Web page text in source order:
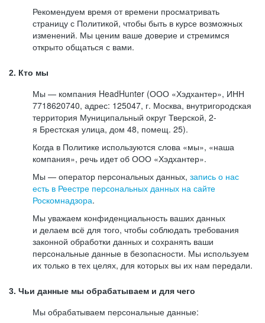
Рекомендуем время от времени просматривать
страницу с Политикой, чтобы быть в курсе возможных
изменений. Мы ценим ваше доверие и стремимся
открыто общаться с вами.
2. Кто мы
Мы — компания HeadHunter (ООО «Хэдхантер», ИНН
7718620740, адрес: 125047, г. Москва, внутригородская
территория Муниципальный округ Тверской, 2-
я Брестская улица, дом 48, помещ. 25).
Когда в Политике используются слова «мы», «наша
компания», речь идет об ООО «Хэдхантер».
Мы — оператор персональных данных, запись о нас
есть в Реестре персональных данных на сайте
Роскомнадзора.
Мы уважаем конфиденциальность ваших данных
и делаем всё для того, чтобы соблюдать требования
законной обработки данных и сохранять ваши
персональные данные в безопасности. Мы используем
их только в тех целях, для которых вы их нам передали.
3. Чьи данные мы обрабатываем и для чего
Мы обрабатываем персональные данные: